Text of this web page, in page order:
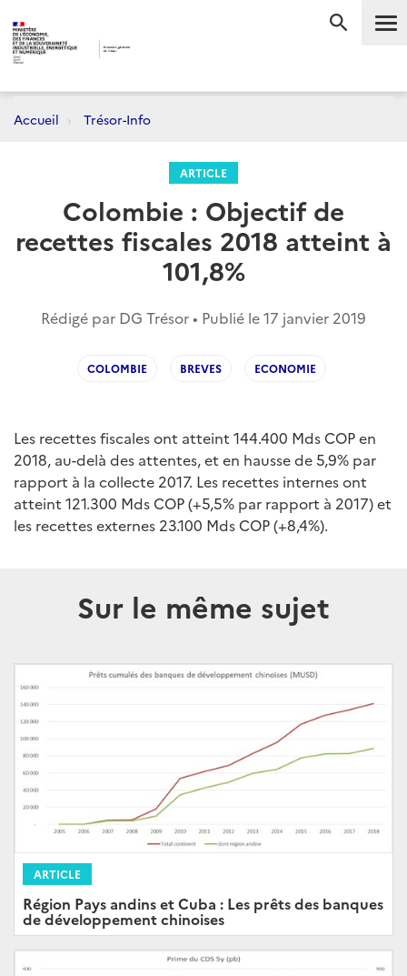
Accueil Trésor-Info
ARTICLE
Colombie : Objectif de
recettes fiscales 2018 atteint à
101,8%
Rédigé par DG Trésor • Publié le17 janvier 2019
COLOMBIE BREVES ECONOMIE
Les recettes fiscales ont atteint 144.400 Mds COP en
2018, au-delà des attentes, et en hausse de 5,9% par
rapport à la collecte 2017. Les recettes internes ont
atteint 121.300 Mds COP (+5,5% par rapport à 2017) et
les recettes externes 23.100 Mds COP (+8,4%).
Sur le même sujet
ARTICLE
Région Pays andins et Cuba : Les prêts des banques
de développement chinoises